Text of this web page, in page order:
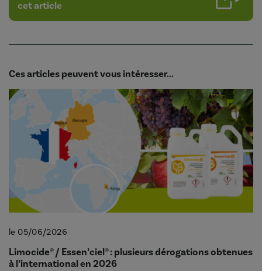
cet article
Ces articles peuvent vous intéresser...
le 05/06/2026
Limocide® / Essen’ciel® : plusieurs dérogations obtenues
à l’international en 2026